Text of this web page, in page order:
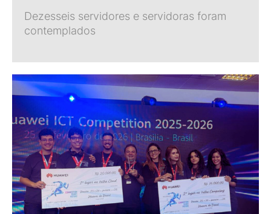
Dezesseis servidores e servidoras foram
contemplados